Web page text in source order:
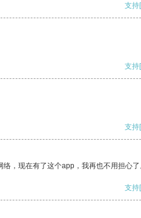
支持
支持
支持
，现在有了这个app，我再也不用担心了
支持